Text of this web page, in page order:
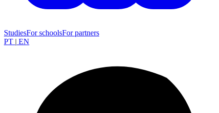
StudiesFor schoolsFor partners
PT | EN